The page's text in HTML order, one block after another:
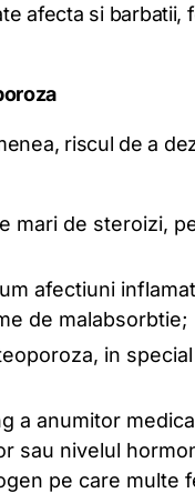
afecta si barbatii,
riscul de a
mari de steroizi,
afectiuni
de malabsorbtie;
in
a anumitor
sau nivelul
pe care multe